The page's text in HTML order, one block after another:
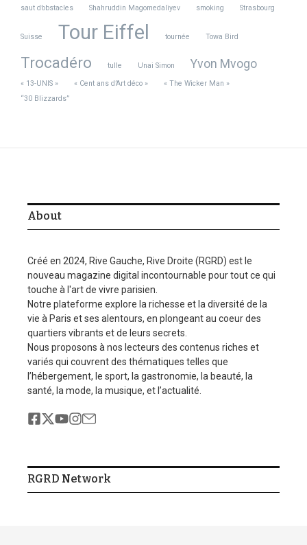
saut d’obstacles
Shahruddin Magomedaliyev smoking Strasbourg
Suisse Tour Eiffel tournée Towa Bird
Trocadéro tulle Unai Simon Yvon Mvogo
« 13-UNIS » « Cent ans d’Art déco »
« The Wicker Man »
“30 Blizzards”
About
Créé en 2024, Rive Gauche, Rive Droite (RGRD) est le
nouveau magazine digital incontournable pour tout ce qui
touche à l'art de vivre parisien.
Notre plateforme explore la richesse et la diversité de la
vie à Paris et ses alentours, en plongeant au coeur des
quartiers vibrants et de leurs secrets.
Nous proposons à nos lecteurs des contenus riches et
variés qui couvrent des thématiques telles que
l’hébergement, le sport, la gastronomie, la beauté, la
santé, la mode, la musique, et l’actualité.
RGRD Network